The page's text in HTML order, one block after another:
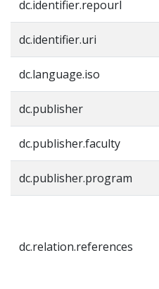
dc.identifier.repourl
dc.identifier.uri
dc.language.iso
dc.publisher
dc.publisher.faculty
dc.publisher.program
dc.relation.references